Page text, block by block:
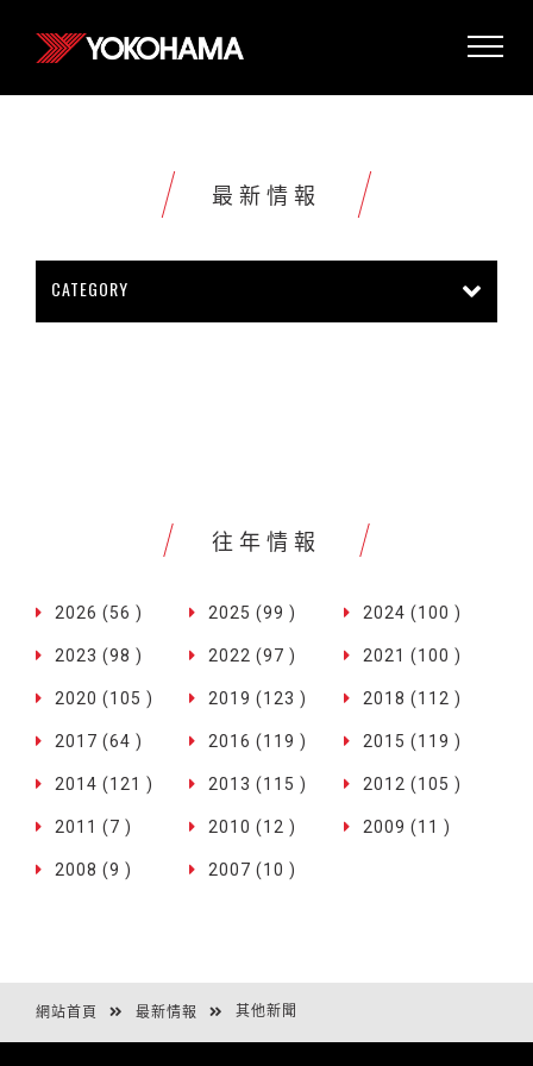
最新情報
CATEGORY
往年情報
2026 (56 ) 2025 (99 ) 2024 (100 )
2023 (98 ) 2022 (97 ) 2021 (100 )
2020 (105 ) 2019 (123 ) 2018 (112 )
2017 (64 ) 2016 (119 ) 2015 (119 )
2014 (121 ) 2013 (115 ) 2012 (105 )
2011 (7 ) 2010 (12 ) 2009 (11 )
2008 (9 ) 2007 (10 )
網站首頁 最新情報 其他新聞